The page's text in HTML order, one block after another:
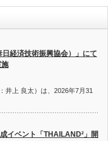
経済技術振興協会）」にて
井上 良太）は、2026年7月31
イベント「THAILAND²」開